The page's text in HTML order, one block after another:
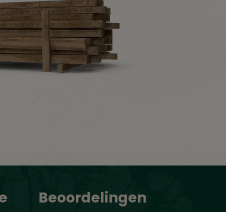
Beoordelingen